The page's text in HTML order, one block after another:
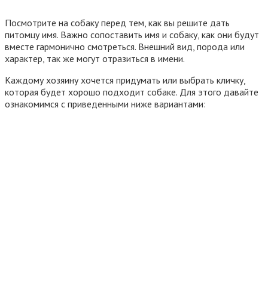
Посмотрите на собаку перед тем, как вы решите дать
питомцу имя. Важно сопоставить имя и собаку, как они будут
вместе гармонично смотреться. Внешний вид, порода или
характер, так же могут отразиться в имени.
Каждому хозяину хочется придумать или выбрать кличку,
которая будет хорошо подходит собаке. Для этого давайте
ознакомимся с приведенными ниже вариантами: